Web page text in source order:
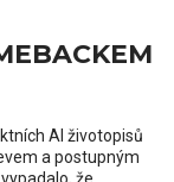
AI životopisů
a postupným